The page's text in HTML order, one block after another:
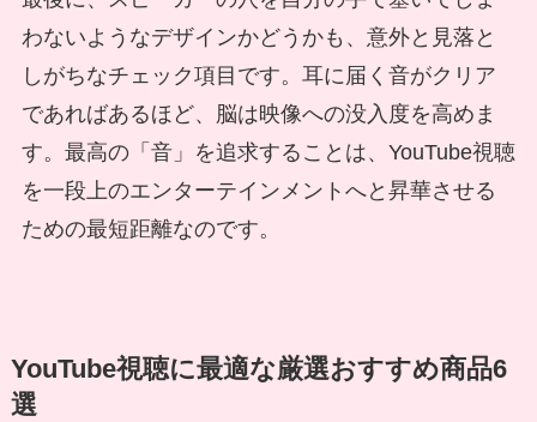
わないようなデザインかどうかも、意外と見落と
しがちなチェック項目です。耳に届く音がクリア
であればあるほど、脳は映像への没入度を高めま
す。最高の「音」を追求することは、YouTube視聴
を一段上のエンターテインメントへと昇華させる
ための最短距離なのです。
YouTube視聴に最適な厳選おすすめ商品6
選